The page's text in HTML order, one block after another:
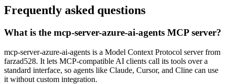
Frequently asked questions
What is the mcp-server-azure-ai-agents MCP server?
mcp-server-azure-ai-agents is a Model Context Protocol server from
farzad528. It lets MCP-compatible AI clients call its tools over a
standard interface, so agents like Claude, Cursor, and Cline can use
it without custom integration.